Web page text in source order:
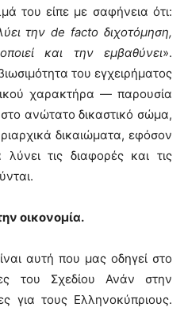
του είπε με σαφήνεια ότι:
την de facto διχοτόμηση,
και την εμβαθύνει».
του εγχειρήματος
χαρακτήρα — παρουσία
ανώτατο δικαστικό σώμα,
δικαιώματα, εφόσον
τις διαφορές και τις
οικονομία.
αυτή που μας οδηγεί στο
του Σχεδίου Ανάν στην
για τους Ελληνοκύπριους.